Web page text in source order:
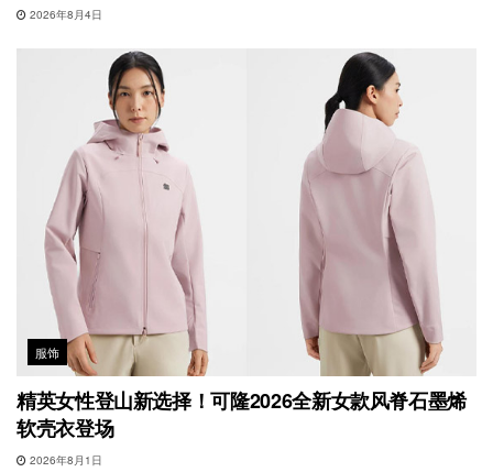
2026年8月4日
服饰
精英女性登山新选择！可隆2026全新女款风脊石墨烯
软壳衣登场
2026年8月1日